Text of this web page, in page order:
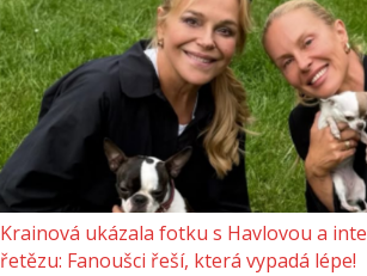
Krainová ukázala fotku s Havlovou a
řetězu: Fanoušci řeší, která vypadá lépe!